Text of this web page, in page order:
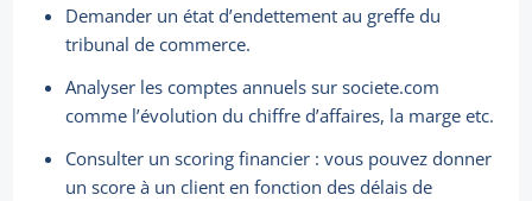
Demander un état d’endettement au greffe du
tribunal de commerce.
Analyser les comptes annuels sur societe.com
comme l’évolution du chiffre d’affaires, la marge etc.
Consulter un scoring financier : vous pouvez donner
un score à un client en fonction des délais de